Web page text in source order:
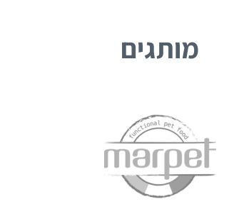
מותגים